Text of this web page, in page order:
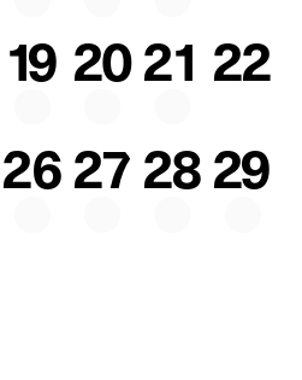
19 2021 22
26272829